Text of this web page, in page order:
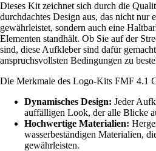
Dieses Kit zeichnet sich durch die
durchdachtes Design aus, das nicht nur
gewährleistet, sondern auch eine
Elementen standhält. Ob Sie auf der
sind, diese Aufkleber sind dafür
anspruchsvollsten Bedingungen zu
Die Merkmale des Logo-Kits FMF 4.1
Dynamisches Design: Jeder
auffälligen Look, der alle Blicke
Hochwertige Materialien:
wasserbeständigen Materialien,
gewährleisten.